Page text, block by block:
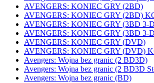
AVENGERS: KONIEC GRY (2BD)
AVENGERS: KONIEC GRY (2BD)
AVENGERS: KONIEC GRY (3BD 3-
AVENGERS: KONIEC GRY (3BD 3-
AVENGERS: KONIEC GRY (DVD)
AVENGERS: KONIEC GRY (DVD)
Avengers: Wojna bez granic (2 BD3D)
Avengers: Wojna bez granic (2 BD3D
Avengers: Wojna bez granic (BD)